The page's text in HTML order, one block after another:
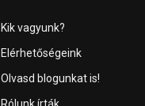
Kik vagyunk?
Elérhetőségeink
Olvasd blogunkat is!